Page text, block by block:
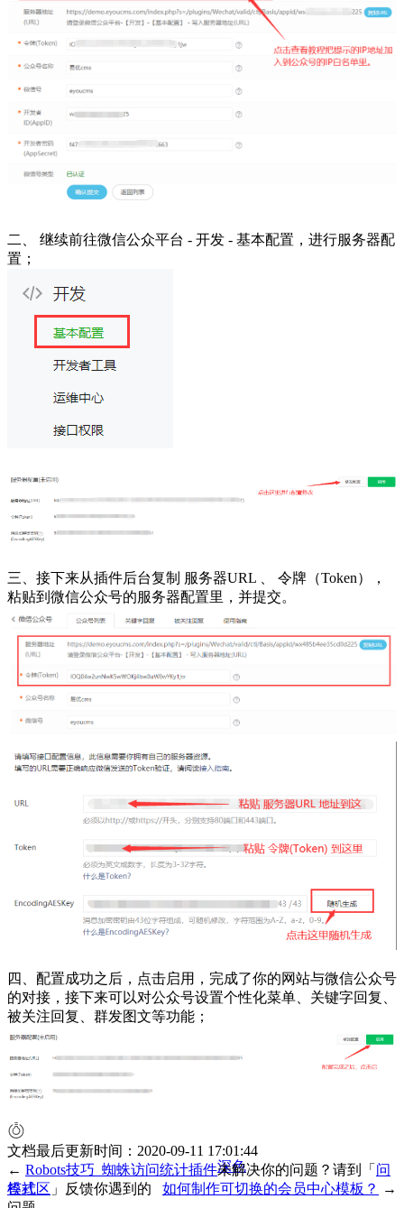
二、 继续前往微信公众平台 - 开发 - 基本配置，进行服务器配
置；
三、接下来从插件后台复制 服务器URL 、 令牌（Token），
粘贴到微信公众号的服务器配置里，并提交。
四、配置成功之后，点击启用，完成了你的网站与微信公众号
的对接，接下来可以对公众号设置个性化菜单、关键字回复、
被关注回复、群发图文等功能；
文档最后更新时间：2020-09-11 17:01:44
← Robots技巧_蜘蛛访问统计插件
如何制作可切换的会员中心模板？
→
未解决你的问题？请到「 问
答社区 」反馈你遇到的
文档
目录
深色
模式